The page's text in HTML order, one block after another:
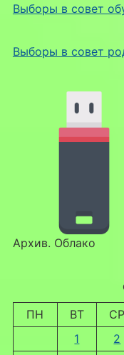
Выборы в совет
Выборы в совет
Архив. Облако
ПН ВТ СР
1
2